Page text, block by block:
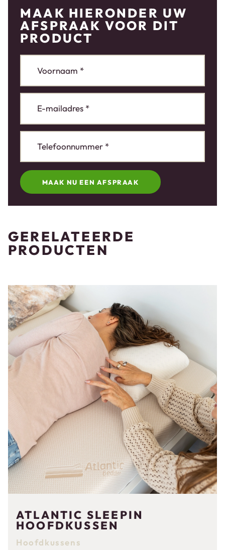
MAAK HIERONDER UW
AFSPRAAK VOOR DIT
PRODUCT
MAAK NU EEN AFSPRAAK
GERELATEERDE
PRODUCTEN
ATLANTIC SLEEPIN
HOOFDKUSSEN
Hoofdkussens